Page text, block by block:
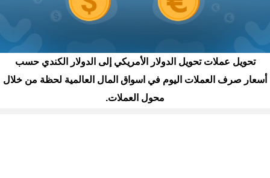
تحويل عملات تحويل الدولار الأمريكي إلى الدولار الكندي حسب
أسعار صرف العملات اليوم في اسواق المال العالمية لحظة من خلال
محول العملات.